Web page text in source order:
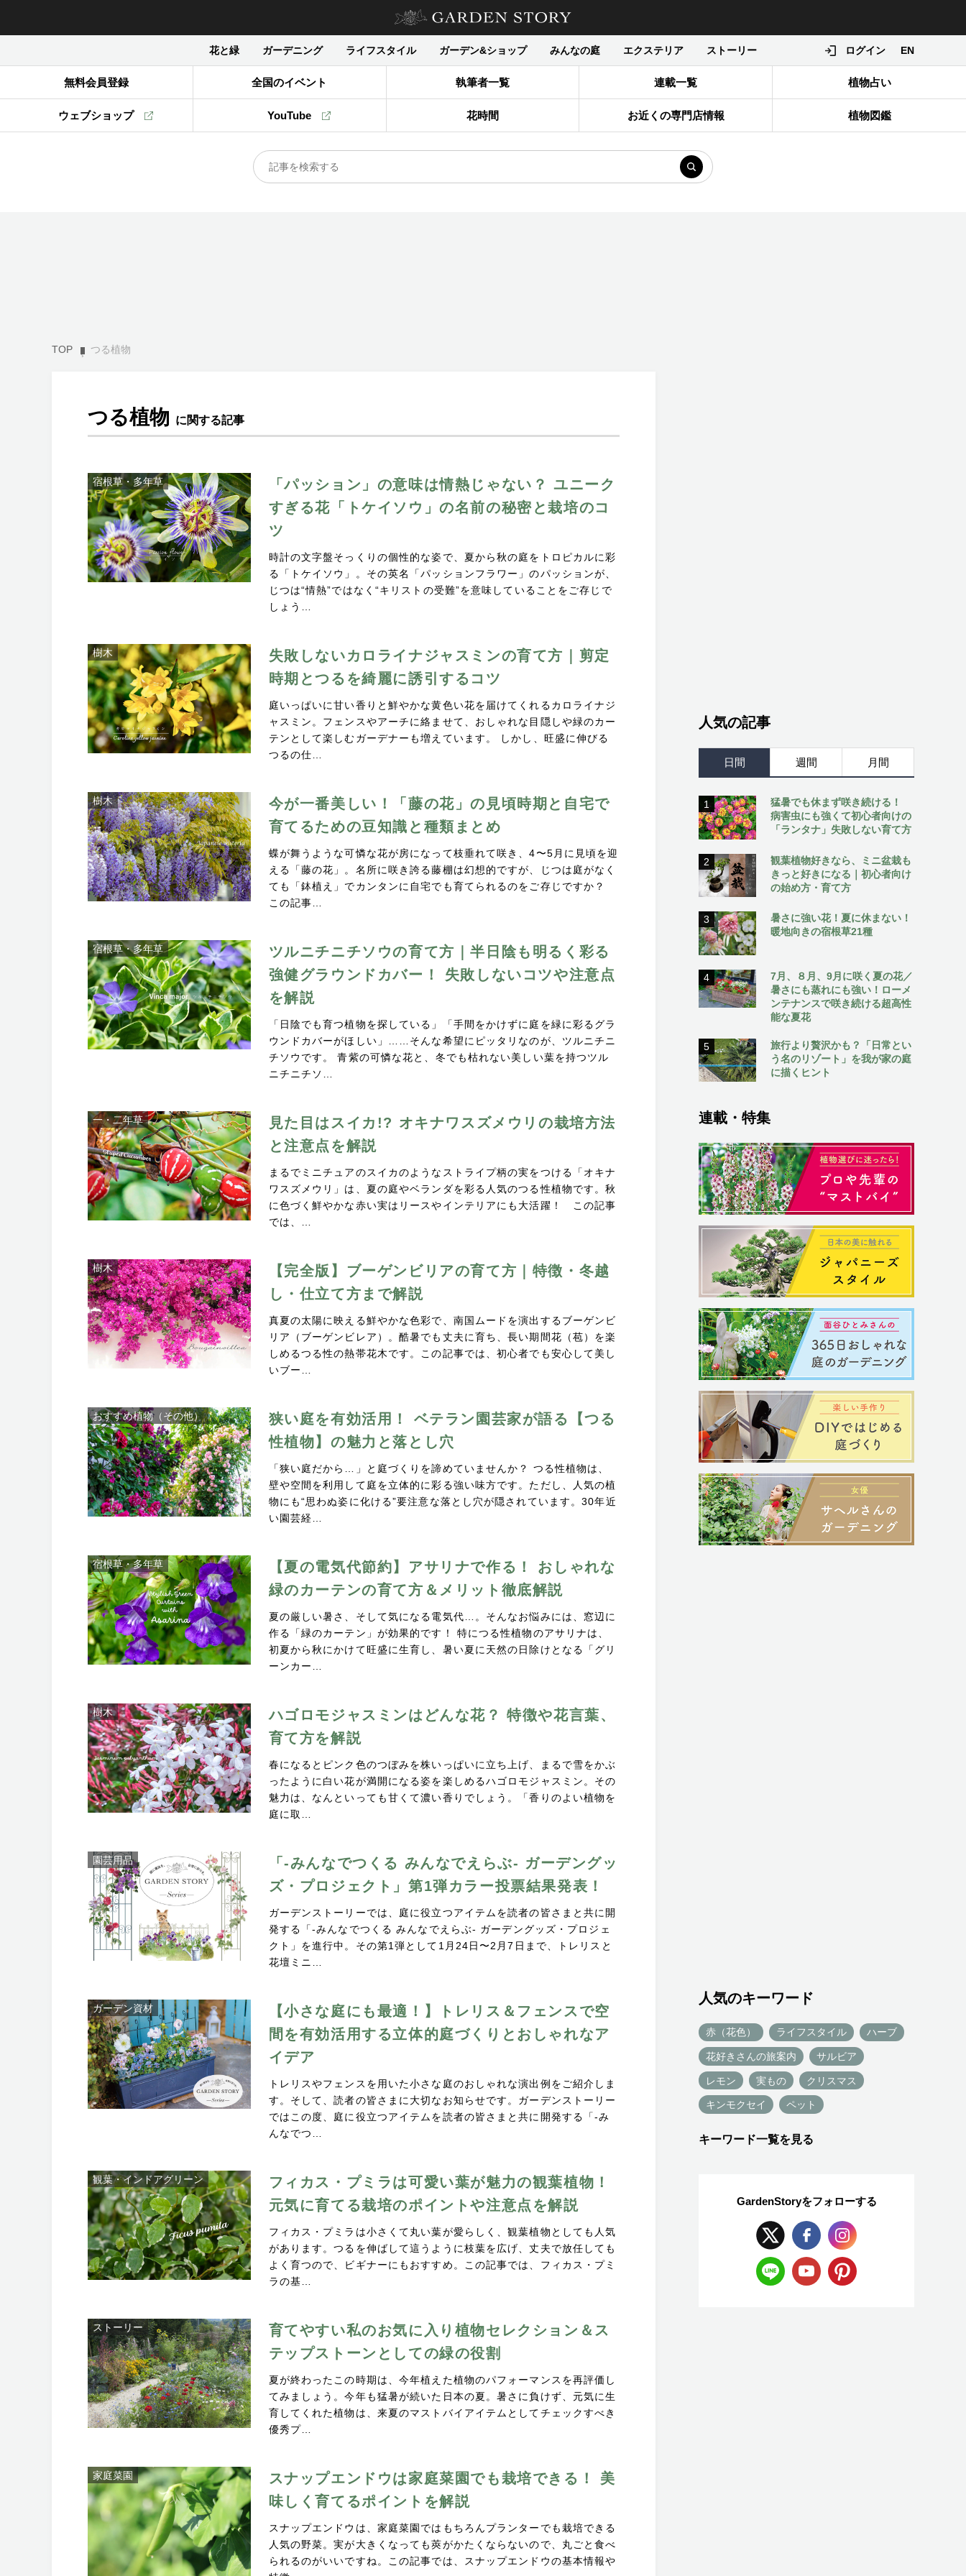
花と緑 ガーデニング ライフスタイル ガーデン&ショップ みんなの庭 エクステリア ストーリー ログイン EN
無料会員登録 全国のイベント 執筆者一覧 連載一覧 植物占い
ウェブショップ YouTube 花時間 お近くの専門店情報 植物図鑑
TOP つる植物
つる植物 に関する記事
宿根草・多年草
「パッション」の意味は情熱じゃない？ ユニーク
すぎる花「トケイソウ」の名前の秘密と栽培のコ
ツ
時計の文字盤そっくりの個性的な姿で、夏から秋の庭をトロピカルに彩
る「トケイソウ」。その英名「パッションフラワー」のパッションが、
じつは“情熱”ではなく“キリストの受難”を意味していることをご存じで
しょう…
樹木
失敗しないカロライナジャスミンの育て方｜剪定
時期とつるを綺麗に誘引するコツ
庭いっぱいに甘い香りと鮮やかな黄色い花を届けてくれるカロライナジ
ャスミン。フェンスやアーチに絡ませて、おしゃれな目隠しや緑のカー
テンとして楽しむガーデナーも増えています。 しかし、旺盛に伸びる
つるの仕…
樹木
今が一番美しい！「藤の花」の見頃時期と自宅で
育てるための豆知識と種類まとめ
蝶が舞うような可憐な花が房になって枝垂れて咲き、4〜5月に見頃を迎
える「藤の花」。名所に咲き誇る藤棚は幻想的ですが、じつは庭がなく
ても「鉢植え」でカンタンに自宅でも育てられるのをご存じですか？
この記事…
宿根草・多年草
ツルニチニチソウの育て方｜半日陰も明るく彩る
強健グラウンドカバー！ 失敗しないコツや注意点
を解説
「日陰でも育つ植物を探している」「手間をかけずに庭を緑に彩るグラ
ウンドカバーがほしい」……そんな希望にピッタリなのが、ツルニチニ
チソウです。 青紫の可憐な花と、冬でも枯れない美しい葉を持つツル
ニチニチソ…
一・二年草
見た目はスイカ!? オキナワスズメウリの栽培方法
と注意点を解説
まるでミニチュアのスイカのようなストライプ柄の実をつける「オキナ
ワスズメウリ」は、夏の庭やベランダを彩る人気のつる性植物です。秋
に色づく鮮やかな赤い実はリースやインテリアにも大活躍！ この記事
では、…
樹木
【完全版】ブーゲンビリアの育て方｜特徴・冬越
し・仕立て方まで解説
真夏の太陽に映える鮮やかな色彩で、南国ムードを演出するブーゲンビ
リア（ブーゲンビレア）。酷暑でも丈夫に育ち、長い期間花（苞）を楽
しめるつる性の熱帯花木です。この記事では、初心者でも安心して美し
いブー…
おすすめ植物（その他）
狭い庭を有効活用！ ベテラン園芸家が語る【つる
性植物】の魅力と落とし穴
「狭い庭だから…」と庭づくりを諦めていませんか？ つる性植物は、
壁や空間を利用して庭を立体的に彩る強い味方です。ただし、人気の植
物にも“思わぬ姿に化ける”要注意な落とし穴が隠されています。30年近
い園芸経…
宿根草・多年草
【夏の電気代節約】アサリナで作る！ おしゃれな
緑のカーテンの育て方＆メリット徹底解説
夏の厳しい暑さ、そして気になる電気代…。そんなお悩みには、窓辺に
作る「緑のカーテン」が効果的です！ 特につる性植物のアサリナは、
初夏から秋にかけて旺盛に生育し、暑い夏に天然の日除けとなる「グリ
ーンカー…
樹木
ハゴロモジャスミンはどんな花？ 特徴や花言葉、
育て方を解説
春になるとピンク色のつぼみを株いっぱいに立ち上げ、まるで雪をかぶ
ったように白い花が満開になる姿を楽しめるハゴロモジャスミン。その
魅力は、なんといっても甘くて濃い香りでしょう。「香りのよい植物を
庭に取…
園芸用品
「-みんなでつくる みんなでえらぶ- ガーデングッ
ズ・プロジェクト」第1弾カラー投票結果発表！
ガーデンストーリーでは、庭に役立つアイテムを読者の皆さまと共に開
発する「-みんなでつくる みんなでえらぶ- ガーデングッズ・プロジェ
クト」を進行中。その第1弾として1月24日〜2月7日まで、トレリスと
花壇ミニ…
ガーデン資材
【小さな庭にも最適！】トレリス＆フェンスで空
間を有効活用する立体的庭づくりとおしゃれなア
イデア
トレリスやフェンスを用いた小さな庭のおしゃれな演出例をご紹介しま
す。そして、読者の皆さまに大切なお知らせです。ガーデンストーリー
ではこの度、庭に役立つアイテムを読者の皆さまと共に開発する「-み
んなでつ…
観葉・インドアグリーン
フィカス・プミラは可愛い葉が魅力の観葉植物！
元気に育てる栽培のポイントや注意点を解説
フィカス・プミラは小さくて丸い葉が愛らしく、観葉植物としても人気
があります。つるを伸ばして這うように枝葉を広げ、丈夫で放任しても
よく育つので、ビギナーにもおすすめ。この記事では、フィカス・プミ
ラの基…
ストーリー
育てやすい私のお気に入り植物セレクション＆ス
テップストーンとしての緑の役割
夏が終わったこの時期は、今年植えた植物のパフォーマンスを再評価し
てみましょう。今年も猛暑が続いた日本の夏。暑さに負けず、元気に生
育してくれた植物は、来夏のマストバイアイテムとしてチェックすべき
優秀プ…
家庭菜園
スナップエンドウは家庭菜園でも栽培できる！ 美
味しく育てるポイントを解説
スナップエンドウは、家庭菜園ではもちろんプランターでも栽培できる
人気の野菜。実が大きくなっても莢がかたくならないので、丸ごと食べ
られるのがいいですね。この記事では、スナップエンドウの基本情報や
人気の記事
日間 週間 月間
1
猛暑でも休まず咲き続ける！
病害虫にも強くて初心者向けの
「ランタナ」失敗しない育て方
2
観葉植物好きなら、ミニ盆栽も
きっと好きになる｜初心者向け
の始め方・育て方
3
暑さに強い花！夏に休まない！
暖地向きの宿根草21種
4
7月、８月、9月に咲く夏の花／
暑さにも蒸れにも強い！ローメ
ンテナンスで咲き続ける超高性
能な夏花
5
旅行より贅沢かも？「日常とい
う名のリゾート」を我が家の庭
に描くヒント
連載・特集
人気のキーワード
赤（花色） ライフスタイル ハーブ
花好きさんの旅案内 サルビア
レモン 実もの クリスマス
キンモクセイ ペット
キーワード一覧を見る
GardenStoryをフォローする